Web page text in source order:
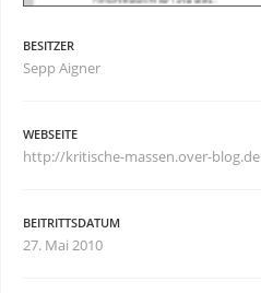
BESITZER
Sepp Aigner
WEBSEITE
http://kritische-massen.over-blog.de
BEITRITTSDATUM
27. Mai 2010